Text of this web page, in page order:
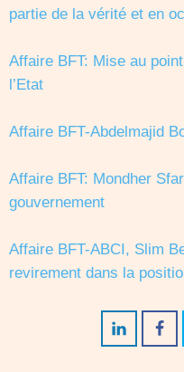
partie de la vérité et en
Affaire BFT: Mise au
l’Etat
Affaire BFT-Abdelmajid
Affaire BFT: Mondher
gouvernement
Affaire BFT-ABCI, Slim
revirement dans la